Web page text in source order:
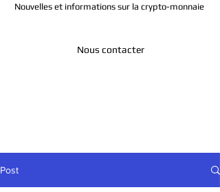
Nouvelles et informations sur la crypto-monnaie
Nous contacter
Post